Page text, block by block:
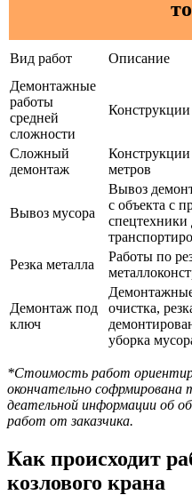
Вид работ Описание
Демонтажные
работы
средней
сложности
Сложный
демонтаж
Конструкции
метров
Вывоз мусора
Вывоз
с объекта с
спецтехники
Резка металла
Работы по
Демонтаж под
ключ
очистка,
уборка
*Стоимость работ
окончательно софрмирована
деательной информации об
работ от заказчика.
Как происходит
козлового крана